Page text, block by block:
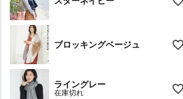
ブロッキングベージュ
ライングレー
在庫切れ